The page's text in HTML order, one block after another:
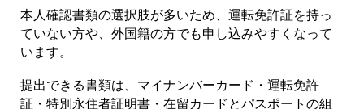
本人確認書類の選択肢が多いため、運転免許証を持っ
ていない方や、外国籍の方でも申し込みやすくなって
います。
提出できる書類は、マイナンバーカード・運転免許
証・特別永住者証明書・在留カードとパスポートの組